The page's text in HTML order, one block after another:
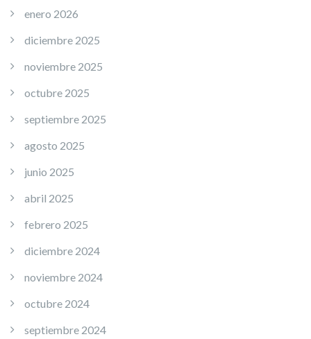
enero 2026
diciembre 2025
noviembre 2025
octubre 2025
septiembre 2025
agosto 2025
junio 2025
abril 2025
febrero 2025
diciembre 2024
noviembre 2024
octubre 2024
septiembre 2024